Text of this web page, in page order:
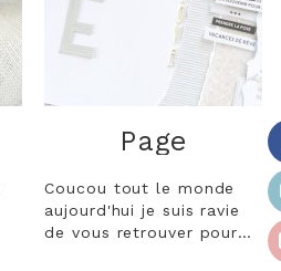
Page
Coucou tout le monde
aujourd'hui je suis ravie
de vous retrouver pour